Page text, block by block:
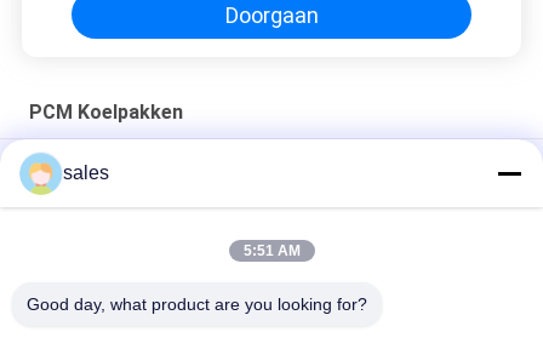
Doorgaan
PCM Koelpakken
Wearable PCM bevriest automatisch Koelhalsomslag voor de
Openluchtsjaal van de Sportenhals
sales
5:51 AM
Good day, what product are you looking for?